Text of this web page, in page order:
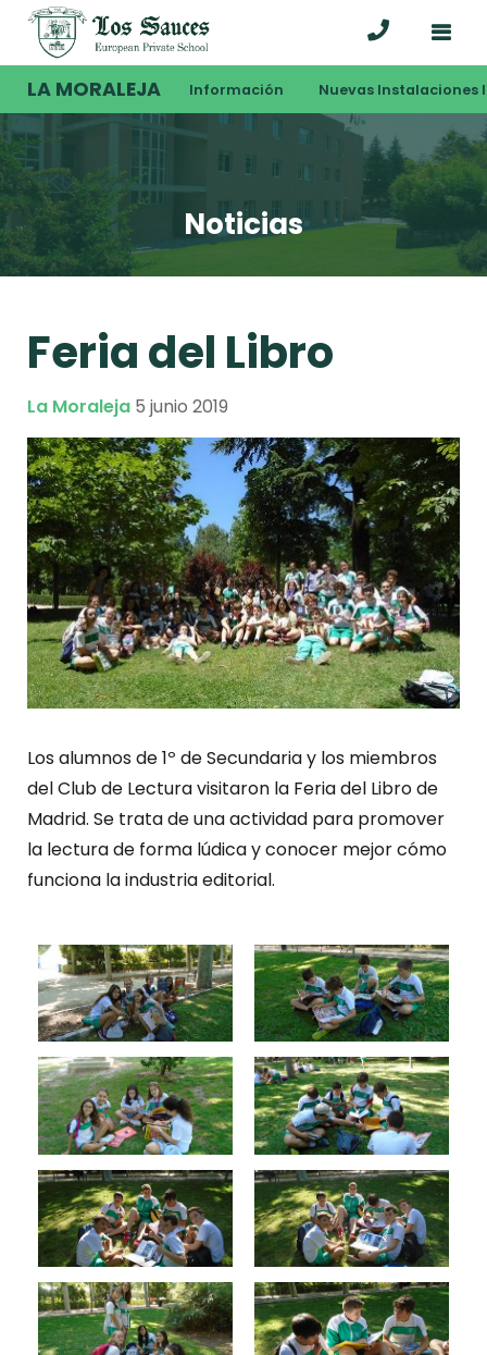
LA MORALEJA Información Nuevas Instalaciones
Noticias
Feria del Libro
La Moraleja 5 junio 2019
Los alumnos de 1º de Secundaria y los miembros
del Club de Lectura visitaron la Feria del Libro de
Madrid. Se trata de una actividad para promover
la lectura de forma lúdica y conocer mejor cómo
funciona la industria editorial.